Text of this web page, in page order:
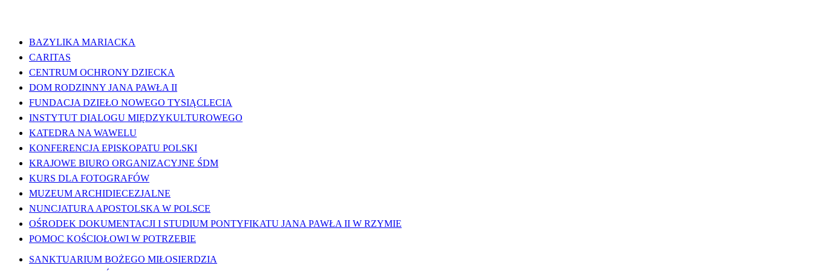
BAZYLIKA MARIACKA
CARITAS
CENTRUM OCHRONY DZIECKA
DOM RODZINNY JANA PAWŁA II
FUNDACJA DZIEŁO NOWEGO TYSIĄCLECIA
INSTYTUT DIALOGU MIĘDZYKULTUROWEGO
KATEDRA NA WAWELU
KONFERENCJA EPISKOPATU POLSKI
KRAJOWE BIURO ORGANIZACYJNE ŚDM
KURS DLA FOTOGRAFÓW
MUZEUM ARCHIDIECEZJALNE
NUNCJATURA APOSTOLSKA W POLSCE
OŚRODEK DOKUMENTACJI I STUDIUM PONTYFIKATU JANA PAWŁA II W RZYMIE
POMOC KOŚCIOŁOWI W POTRZEBIE
SANKTUARIUM BOŻEGO MIŁOSIERDZIA